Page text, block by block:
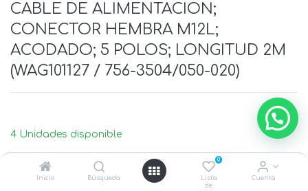
Inicio Búsqueda
0
Lista
de
Cuenta
CABLE DE ALIMENTACION;
CONECTOR HEMBRA M12L;
ACODADO; 5 POLOS; LONGITUD 2M
(WAG101127 / 756-3504/050-020)
4 Unidades disponible